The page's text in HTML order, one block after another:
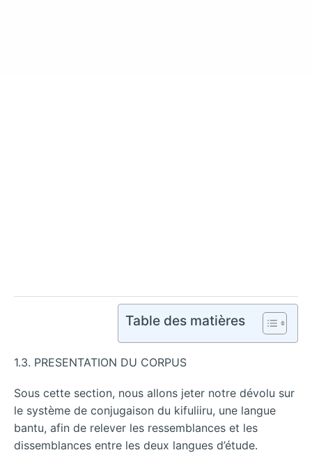
Table des matières
1.3. PRESENTATION DU CORPUS
Sous cette section, nous allons jeter notre dévolu sur
le système de conjugaison du kifuliiru, une langue
bantu, afin de relever les ressemblances et les
dissemblances entre les deux langues d’étude.